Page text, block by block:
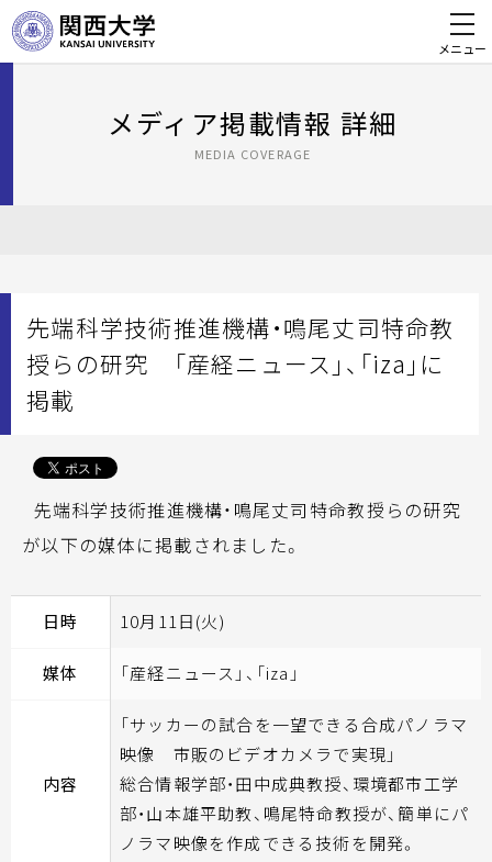
メニュー
メディア掲載情報 詳細
MEDIA COVERAGE
先端科学技術推進機構・鳴尾丈司特命教
授らの研究 「産経ニュース」、「iza」に
掲載
先端科学技術推進機構・鳴尾丈司特命教授らの研究
が以下の媒体に掲載されました。
日時 10月11日(火)
媒体 「産経ニュース」、「iza」
内容
「サッカーの試合を一望できる合成パノラマ
映像 市販のビデオカメラで実現」
総合情報学部・⽥中成典教授、環境都市工学
部・山本雄平助教、鳴尾特命教授が、簡単にパ
ノラマ映像を作成できる技術を開発。